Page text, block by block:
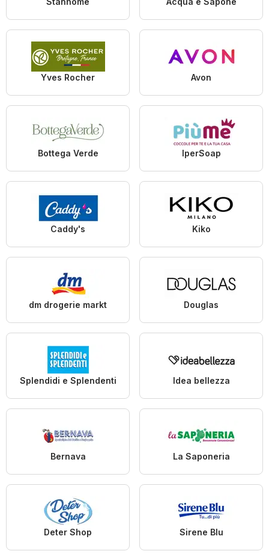
Yves Rocher Avon
Bottega Verde IperSoap
Caddy's Kiko
dm drogerie markt Douglas
Splendidi e Splendenti Idea bellezza
Bernava La Saponeria
Deter Shop Sirene Blu